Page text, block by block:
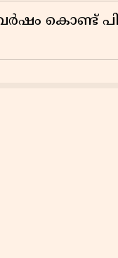
കൊണ്ട്